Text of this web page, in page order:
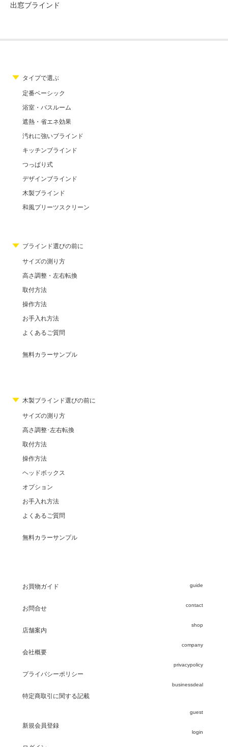
出窓ブラインド
タイプで選ぶ
定番ベーシック
浴室・バスルーム
遮熱・省エネ効果
汚れに強いブラインド
キッチンブラインド
つっぱり式
デザインブラインド
木製ブラインド
和風プリーツスクリーン
ブラインド選びの前に
サイズの測り方
高さ調整・左右転換
取付方法
操作方法
お手入れ方法
よくあるご質問
無料カラーサンプル
木製ブラインド選びの前に
サイズの測り方
高さ調整･左右転換
取付方法
操作方法
ヘッドボックス
オプション
お手入れ方法
よくあるご質問
無料カラーサンプル
お買物ガイド
お問合せ
店舗案内
会社概要
プライバシーポリシー
特定商取引に関する記載
新規会員登録
guide
contact
shop
company
privacypolicy
businessdeal
guest
login